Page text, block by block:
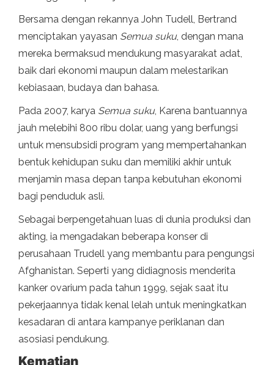
Bersama dengan rekannya John Tudell, Bertrand
menciptakan yayasan Semua suku , dengan mana
mereka bermaksud mendukung masyarakat adat,
baik dari ekonomi maupun dalam melestarikan
kebiasaan, budaya dan bahasa.
Pada 2007, karya Semua suku , Karena bantuannya
jauh melebihi 800 ribu dolar, uang yang berfungsi
untuk mensubsidi program yang mempertahankan
bentuk kehidupan suku dan memiliki akhir untuk
menjamin masa depan tanpa kebutuhan ekonomi
bagi penduduk asli.
Sebagai berpengetahuan luas di dunia produksi dan
akting, ia mengadakan beberapa konser di
perusahaan Trudell yang membantu para pengungsi
Afghanistan. Seperti yang didiagnosis menderita
kanker ovarium pada tahun 1999, sejak saat itu
pekerjaannya tidak kenal lelah untuk meningkatkan
kesadaran di antara kampanye periklanan dan
asosiasi pendukung.
Kematian